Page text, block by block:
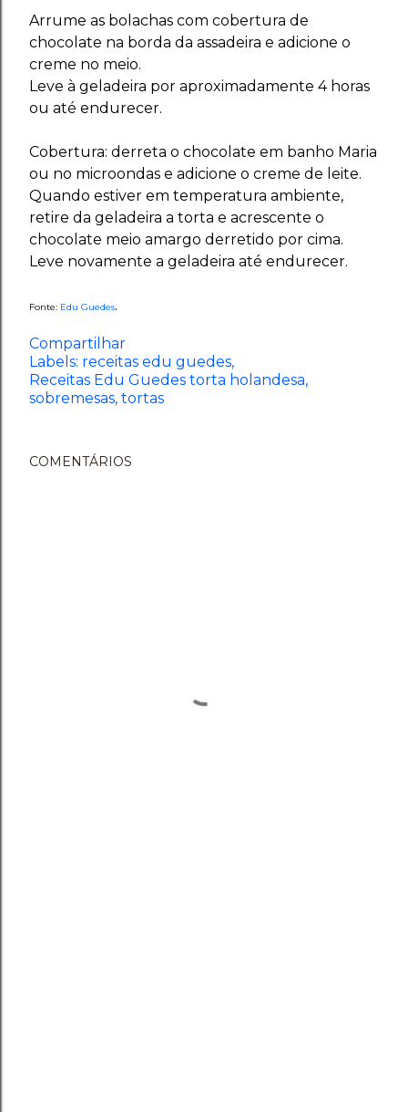
Arrume as bolachas com cobertura de
chocolate na borda da assadeira e adicione o
creme no meio.
Leve à geladeira por aproximadamente 4 horas
ou até endurecer.
Cobertura: derreta o chocolate em banho Maria
ou no microondas e adicione o creme de leite.
Quando estiver em temperatura ambiente,
retire da geladeira a torta e acrescente o
chocolate meio amargo derretido por cima.
Leve novamente a geladeira até endurecer.
Fonte: Edu Guedes.
Compartilhar
Labels: receitas edu guedes
Receitas Edu Guedes torta holandesa
sobremesas tortas
COMENTÁRIOS